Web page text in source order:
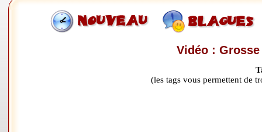
Vidéo :
(les tags vous permettent de